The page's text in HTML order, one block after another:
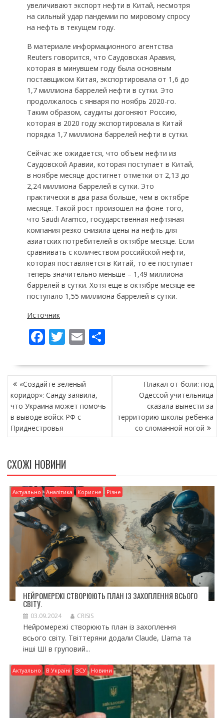
увеличивают экспорт нефти в Китай, несмотря
на сильный удар пандемии по мировому спросу
на нефть в текущем году.
В материале информационного агентства
Reuters говорится, что Саудовская Аравия,
которая в минувшем году была основным
поставщиком Китая, экспортировала от 1,6 до
1,7 миллиона баррелей нефти в сутки. Это
продолжалось с января по ноябрь 2020-го.
Таким образом, саудиты догоняют Россию,
которая в 2020 году экспортировала в Китай
порядка 1,7 миллиона баррелей нефти в сутки.
Сейчас же ожидается, что объем нефти из
Саудовской Аравии, которая поступает в Китай,
в ноябре месяце достигнет отметки от 2,13 до
2,24 миллиона баррелей в сутки. Это
практически в два раза больше, чем в октябре
месяце. Такой рост произошел на фоне того,
что Saudi Aramco, государственная нефтяная
компания резко снизила цены на нефть для
азиатских потребителей в октябре месяце. Если
сравнивать с количеством российской нефти,
которая поставляется в Китай, то ее поступает
теперь значительно меньше – 1,49 миллиона
баррелей в сутки. Хотя еще в октябре месяце ее
поступало 1,55 миллиона баррелей в сутки.
Источник
F
e
b
o
o
k
T
itt
er
E
ai
l
П
ді
и
и
НАВІГАЦІЯ
ЗАПИСІВ
«Создайте зеленый
коридор»: Санду заявила,
что Украина может помочь
в выводе войск РФ с
Приднестровья
Плакал от боли: под
Одессой учительница
сказала вынести за
территорию школы ребенка
со сломанной ногой
СХОЖІ НОВИНИ
Актуально Аналітика Корисне Різне
НЕЙРОМЕРЕЖІ СТВОРЮЮТЬ ПЛАН ІЗ ЗАХОПЛЕННЯ ВСЬОГО
СВІТУ.
03.09.2024 CRISIS
Нейромережі створюють план із захоплення
всього світу. Твіттеряни додали Claude, Llama та
інші ШІ в груповий...
Актуально В Україні ЗСУ Новини